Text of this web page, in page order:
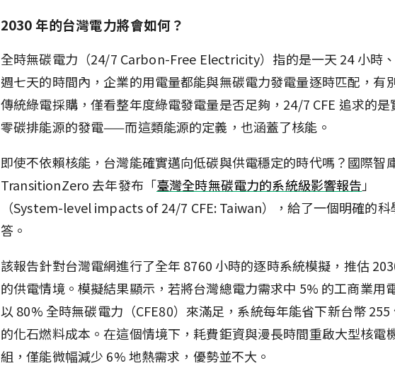
2030 年的台灣電力將會如何？
全時無碳電力（24/7 Carbon-Free Electricity）指的是一天 24 小時
週七天的時間內，企業的用電量都能與無碳電力發電量逐時匹配，有
傳統綠電採購，僅看整年度綠電發電量是否足夠，24/7 CFE 追求的是
零碳排能源的發電——而這類能源的定義，也涵蓋了核能。
即使不依賴核能，台灣能確實邁向低碳與供電穩定的時代嗎？國際智
TransitionZero 去年發布「臺灣全時無碳電力的系統級影響報告」
（System-level impacts of 24/7 CFE: Taiwan），給了一個明確的科
答。
該報告針對台灣電網進行了全年 8760 小時的逐時系統模擬，推估
的供電情境。模擬結果顯示，若將台灣總電力需求中 5% 的工商業用
以 80% 全時無碳電力（CFE80）來滿足，系統每年能省下新台幣 255
的化石燃料成本。在這個情境下，耗費鉅資與漫長時間重啟大型核電
組，僅能微幅減少 6% 地熱需求，優勢並不大。